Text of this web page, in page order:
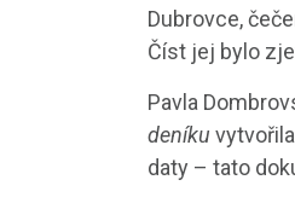
Dubrovce,
Číst jej bylo
Pavla
deníku
daty – tato